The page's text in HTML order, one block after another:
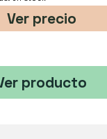
Ver precio
producto